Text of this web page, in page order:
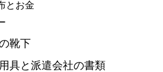
とお金
靴下
具と派遣会社の書類